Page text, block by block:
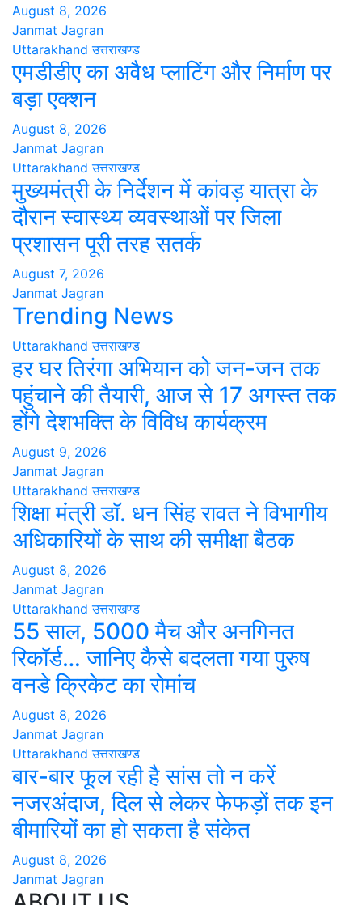
August 8, 2026
Janmat Jagran
Uttarakhand उत्तराखण्ड
एमडीडीए का अवैध प्लाटिंग और निर्माण पर
बड़ा एक्शन
August 8, 2026
Janmat Jagran
Uttarakhand उत्तराखण्ड
मुख्यमंत्री के निर्देशन में कांवड़ यात्रा के
दौरान स्वास्थ्य व्यवस्थाओं पर जिला
प्रशासन पूरी तरह सतर्क
August 7, 2026
Janmat Jagran
Trending News
Uttarakhand उत्तराखण्ड
हर घर तिरंगा अभियान को जन-जन तक
पहुंचाने की तैयारी, आज से 17 अगस्त तक
होंगे देशभक्ति के विविध कार्यक्रम
August 9, 2026
Janmat Jagran
Uttarakhand उत्तराखण्ड
शिक्षा मंत्री डॉ. धन सिंह रावत ने विभागीय
अधिकारियों के साथ की समीक्षा बैठक
August 8, 2026
Janmat Jagran
Uttarakhand उत्तराखण्ड
55 साल, 5000 मैच और अनगिनत
रिकॉर्ड… जानिए कैसे बदलता गया पुरुष
वनडे क्रिकेट का रोमांच
August 8, 2026
Janmat Jagran
Uttarakhand उत्तराखण्ड
बार-बार फूल रही है सांस तो न करें
नजरअंदाज, दिल से लेकर फेफड़ों तक इन
बीमारियों का हो सकता है संकेत
August 8, 2026
Janmat Jagran